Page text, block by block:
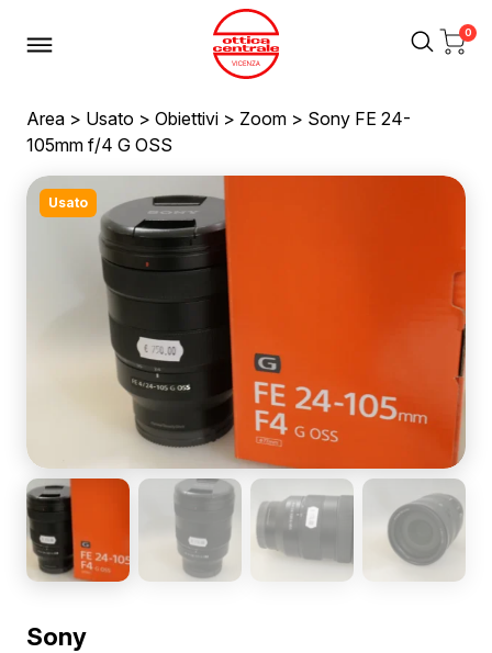
0
Area > Usato > Obiettivi > Zoom > Sony FE 24-
105mm f/4 G OSS
Usato
Sony